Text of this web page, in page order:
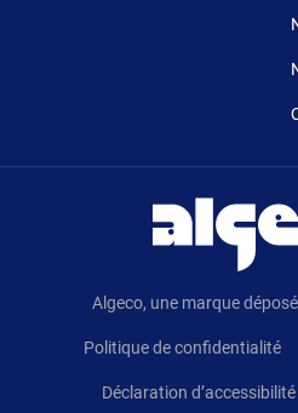
Algeco, une marque
Politique de confidentialité
Déclaration d’accessibilité